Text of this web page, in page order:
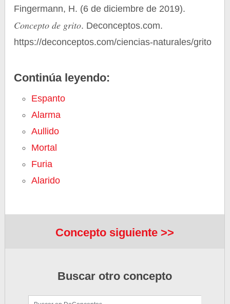
Fingermann, H. (6 de diciembre de 2019).
Concepto de grito. Deconceptos.com.
https://deconceptos.com/ciencias-naturales/grito
Continúa leyendo:
Espanto
Alarma
Aullido
Mortal
Furia
Alarido
Concepto siguiente >>
Buscar otro concepto